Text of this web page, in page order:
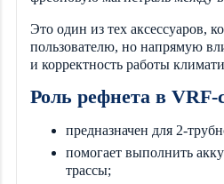
Это один из тех аксессуаров,
пользователю, но напрямую
и корректность работы
Роль рефнета в VRF-
предназначен для 2-
помогает выполнить
трассы;